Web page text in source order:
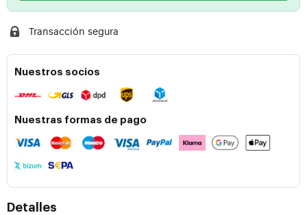
Transacción segura
Nuestros socios
Nuestras formas de pago
Detalles